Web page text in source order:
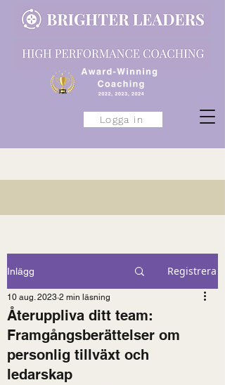
Logga in
Inlägg Registrera
Återuppliva ditt team:
Framgångsberättelser om
personlig tillväxt och
ledarskap
10 aug. 2023 2 min läsning